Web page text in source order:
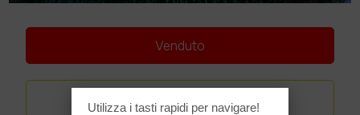
Venduto
Utilizza i tasti rapidi per navigare!